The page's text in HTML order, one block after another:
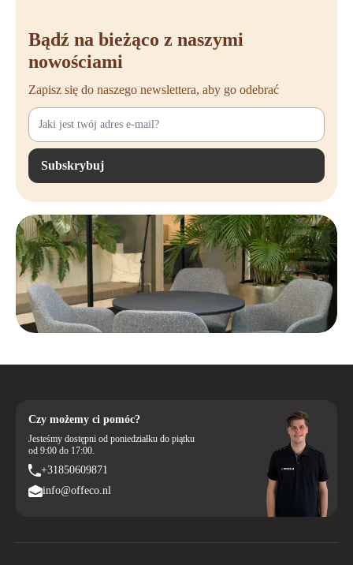
Bądź na bieżąco z naszymi
nowościami
Zapisz się do naszego newslettera, aby go odebrać
Subskrybuj
Czy możemy ci pomóc?
Jesteśmy dostępni od poniedziałku do piątku
od 9:00 do 17:00.
+31850609871
info@offeco.nl